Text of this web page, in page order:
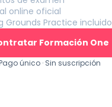
online oficial
Grounds Practice incluido
Formación One
único · Sin suscripción